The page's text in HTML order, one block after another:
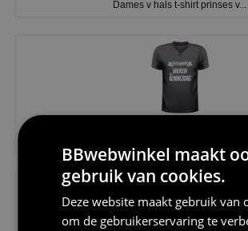
Dames v hals t-shirt prinses v...
BBwebwinkel maakt
gebruik van cookies.
Deze website maakt gebruik van
om de gebruikerservaring te